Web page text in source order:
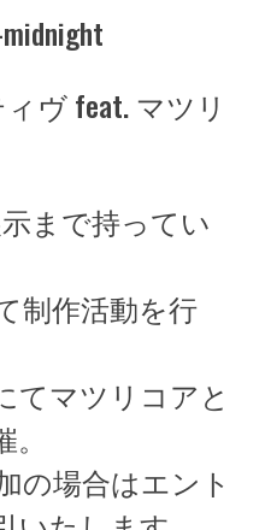
ヴ feat. マツリ
まで持ってい
制作活動を行
てマツリコアと
の場合はエント